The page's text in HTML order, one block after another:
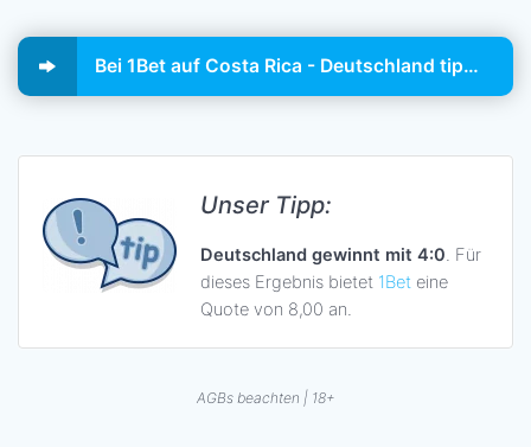
Bei 1Bet auf Costa Rica - Deutschland tippen!
Unser Tipp:
Deutschland gewinnt mit 4:0. Für
dieses Ergebnis bietet 1Bet eine
Quote von 8,00 an.
AGBs beachten | 18+